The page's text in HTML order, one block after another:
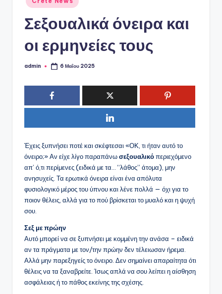
P
σε
Σεξουαλικά όνειρα και
οι ερμηνείες τους
Συγγραφέας:
admin 6 Μαΐου 2025
Έχεις ξυπνήσει ποτέ και σκέφτεσαι «ΟΚ, τι ήταν αυτό το
όνειρο;» Αν είχε λίγο παραπάνωσεξουαλικόπεριεχόμενο
απ’ ό,τι περίμενες (ειδικά με τα… “λάθος” άτομα), μην
ανησυχείς. Τα ερωτικά όνειρα είναι ένα απόλυτα
φυσιολογικό μέρος του ύπνου και λένε πολλά — όχι για το
ποιον θέλεις, αλλά για το πού βρίσκεται το μυαλό και η ψυχή
σου.
Σεξ με πρώην
Αυτό μπορεί να σε ξυπνήσει με κομμένη την ανάσα – ειδικά
αν τα πράγματα με τον/την πρώην δεν τέλειωσαν ήρεμα.
Αλλά μην παρεξηγείς το όνειρο. Δεν σημαίνει απαραίτητα ότι
θέλεις να τα ξαναβρείτε. Ίσως απλά να σου λείπει η αίσθηση
ασφάλειας ή το πάθος εκείνης της σχέσης.